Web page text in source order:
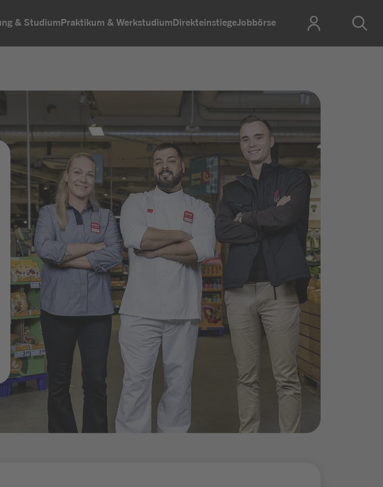
& StudiumPraktikum & WerkstudiumDirekteinstiegeJobbörse